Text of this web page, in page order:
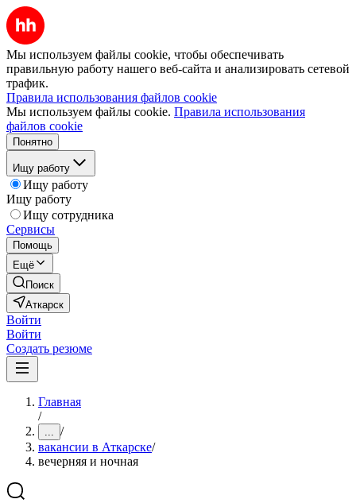
Мы используем файлы cookie, чтобы обеспечивать
правильную работу нашего веб-сайта и анализировать сетевой
трафик.
Правила использования файлов cookie
Мы используем файлы cookie. Правила использования
файлов cookie
Понятно
Ищу работу
Ищу работу
Ищу работу
Ищу сотрудника
Сервисы
Помощь
Ещё
Поиск
Аткарск
Войти
Войти
Создать резюме
Главная
/
... /
вакансии в Аткарске/
вечерняя и ночная